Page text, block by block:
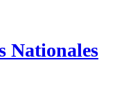
Nationales